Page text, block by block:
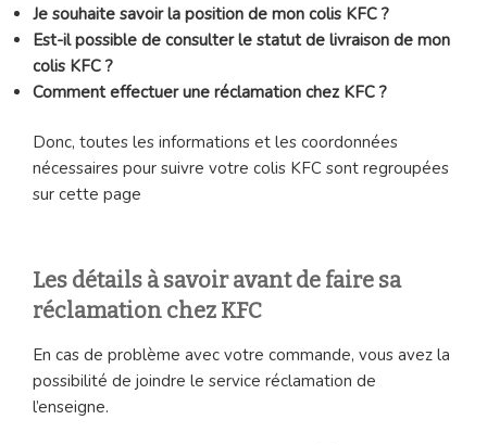
Je souhaite savoir la position de mon colis KFC ?
Est-il possible de consulter le statut de livraison de mon
colis KFC ?
Comment effectuer une réclamation chez KFC ?
Donc, toutes les informations et les coordonnées
nécessaires pour suivre votre colis KFC sont regroupées
sur cette page
Les détails à savoir avant de faire sa
réclamation chez KFC
En cas de problème avec votre commande, vous avez la
possibilité de joindre le service réclamation de
l’enseigne.